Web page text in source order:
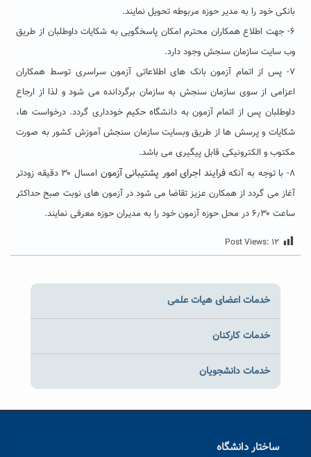
بانکی خود را به مدیر حوزه مربوطه تحویل نمایند.
۶- جهت اطلاع همکاران محترم امکان پاسخگویی به شکایات داوطلبان از طریق
وب سایت سازمان سنجش وجود دارد.
۷- پس از اتمام آزمون بانک های اطلاعاتی آزمون سراسری توسط همکاران
اعزامی از سوی سازمان سنجش به سازمان برگردانده می شود و لذا از ارجاع
داوطلبان پس از اتمام آزمون به دانشگاه حکیم خودداری گردد. درخواست ها،
شکایات و پرسش ها از طریق وبسایت سازمان سنجش آموزش کشور به صورت
مکتوب و الکترونیکی قابل پیگیری می باشد.
۸- با توجه به آنکه
فرایند اجرای امور پشتیبانی آزمون
امسال ۳۰ دقیقه زودتر
آغاز می گردد از همکارن عزیز تقاضا می شود در آزمون های نوبت صبح حداکثر
ساعت ۶٫۳۰ در محل حوزه آزمون خود را به مدیران حوزه معرفی نمایند.
Post Views: ۱۲
خدمات اعضای هیات علمی
خدمات کارکنان
خدمات دانشجویان
ساختار دانشگاه